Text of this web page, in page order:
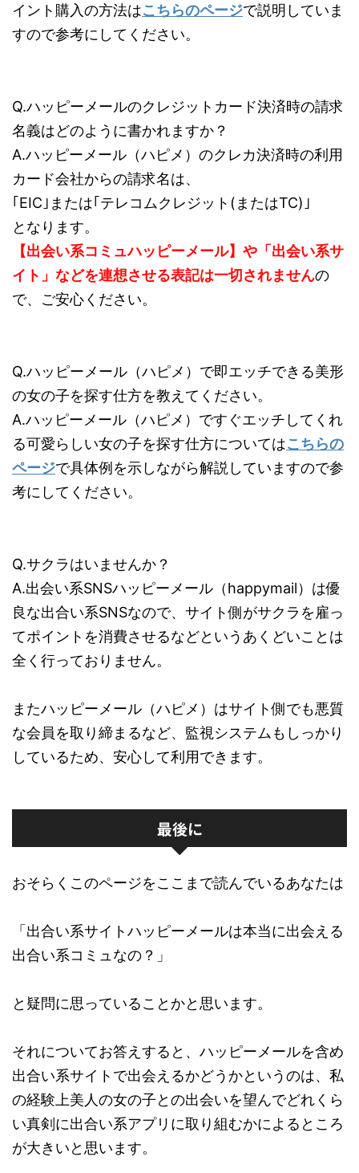
イント購入の方法はこちらのページで説明していま
すので参考にしてください。
Q.ハッピーメールのクレジットカード決済時の請求
名義はどのように書かれますか？
A.ハッピーメール（ハピメ）のクレカ決済時の利用
カード会社からの請求名は、
｢EIC｣または｢テレコムクレジット(またはTC)｣
となります。
【出会い系コミュハッピーメール】や「出会い系サ
イト」などを連想させる表記は一切されませんの
で、ご安心ください。
Q.ハッピーメール（ハピメ）で即エッチできる美形
の女の子を探す仕方を教えてください。
A.ハッピーメール（ハピメ）ですぐエッチしてくれ
る可愛らしい女の子を探す仕方についてはこちらの
ページで具体例を示しながら解説していますので参
考にしてください。
Q.サクラはいませんか？
A.出会い系SNSハッピーメール（happymail）は優
良な出合い系SNSなので、サイト側がサクラを雇っ
てポイントを消費させるなどというあくどいことは
全く行っておりません。
またハッピーメール（ハピメ）はサイト側でも悪質
な会員を取り締まるなど、監視システムもしっかり
しているため、安心して利用できます。
最後に
おそらくこのページをここまで読んでいるあなたは
「出合い系サイトハッピーメールは本当に出会える
出合い系コミュなの？」
と疑問に思っていることかと思います。
それについてお答えすると、ハッピーメールを含め
出合い系サイトで出会えるかどうかというのは、私
の経験上美人の女の子との出会いを望んでどれくら
い真剣に出合い系アプリに取り組むかによるところ
が大きいと思います。